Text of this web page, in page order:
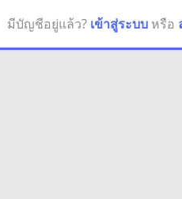
มีบัญชีอยู่แล้ว? เข้าสู่ระบบ หรือ